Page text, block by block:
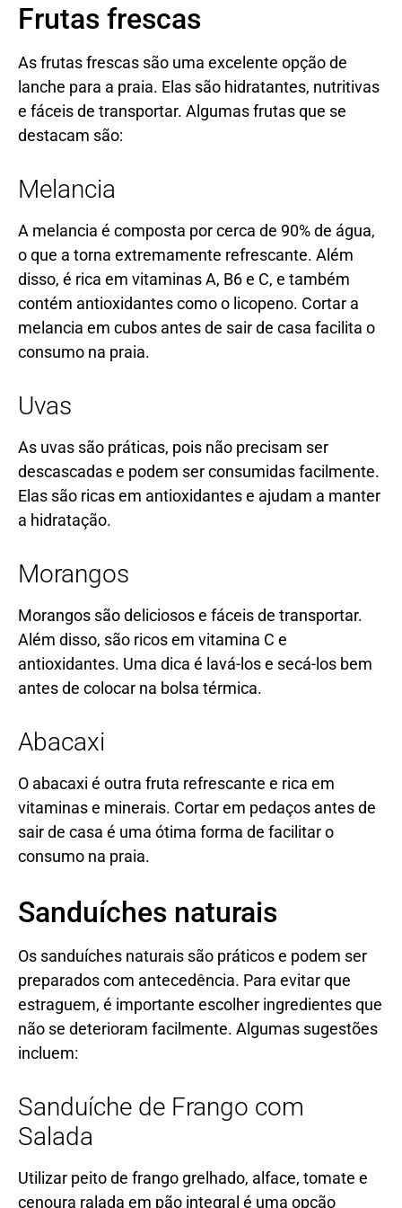
Frutas frescas
As frutas frescas são uma excelente opção de
lanche para a praia. Elas são hidratantes, nutritivas
e fáceis de transportar. Algumas frutas que se
destacam são:
Melancia
A melancia é composta por cerca de 90% de água,
o que a torna extremamente refrescante. Além
disso, é rica em vitaminas A, B6 e C, e também
contém antioxidantes como o licopeno. Cortar a
melancia em cubos antes de sair de casa facilita o
consumo na praia.
Uvas
As uvas são práticas, pois não precisam ser
descascadas e podem ser consumidas facilmente.
Elas são ricas em antioxidantes e ajudam a manter
a hidratação.
Morangos
Morangos são deliciosos e fáceis de transportar.
Além disso, são ricos em vitamina C e
antioxidantes. Uma dica é lavá-los e secá-los bem
antes de colocar na bolsa térmica.
Abacaxi
O abacaxi é outra fruta refrescante e rica em
vitaminas e minerais. Cortar em pedaços antes de
sair de casa é uma ótima forma de facilitar o
consumo na praia.
Sanduíches naturais
Os sanduíches naturais são práticos e podem ser
preparados com antecedência. Para evitar que
estraguem, é importante escolher ingredientes que
não se deterioram facilmente. Algumas sugestões
incluem:
Sanduíche de Frango com
Salada
Utilizar peito de frango grelhado, alface, tomate e
cenoura ralada em pão integral é uma opção